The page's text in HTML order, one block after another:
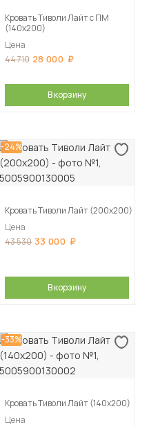
Кровать Тиволи Лайт с ПМ
(140х200)
Цена
44 710 28 000
В корзину
-24%
Кровать Тиволи Лайт (200х200)
Цена
43 530 33 000
В корзину
-33%
Кровать Тиволи Лайт (140х200)
Цена